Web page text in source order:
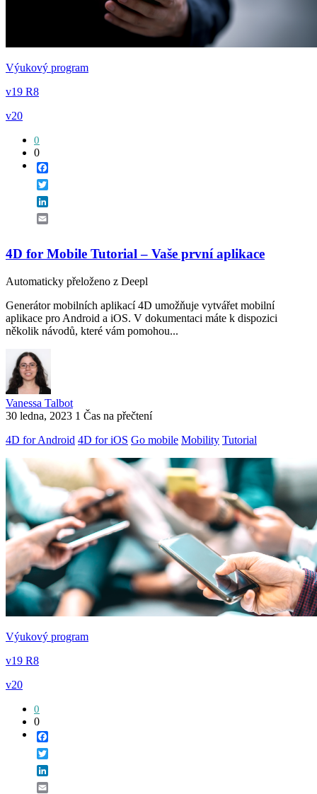
Výukový program
v19 R8
v20
0
0
4D for Mobile Tutorial – Vaše první aplikace
Automaticky přeloženo z Deepl
Generátor mobilních aplikací 4D umožňuje vytvářet mobilní
aplikace pro Android a iOS. V dokumentaci máte k dispozici
několik návodů, které vám pomohou...
Vanessa Talbot
30 ledna, 2023 1 Čas na přečtení
4D for Android 4D for iOS Go mobile Mobility Tutorial
Výukový program
v19 R8
v20
0
0